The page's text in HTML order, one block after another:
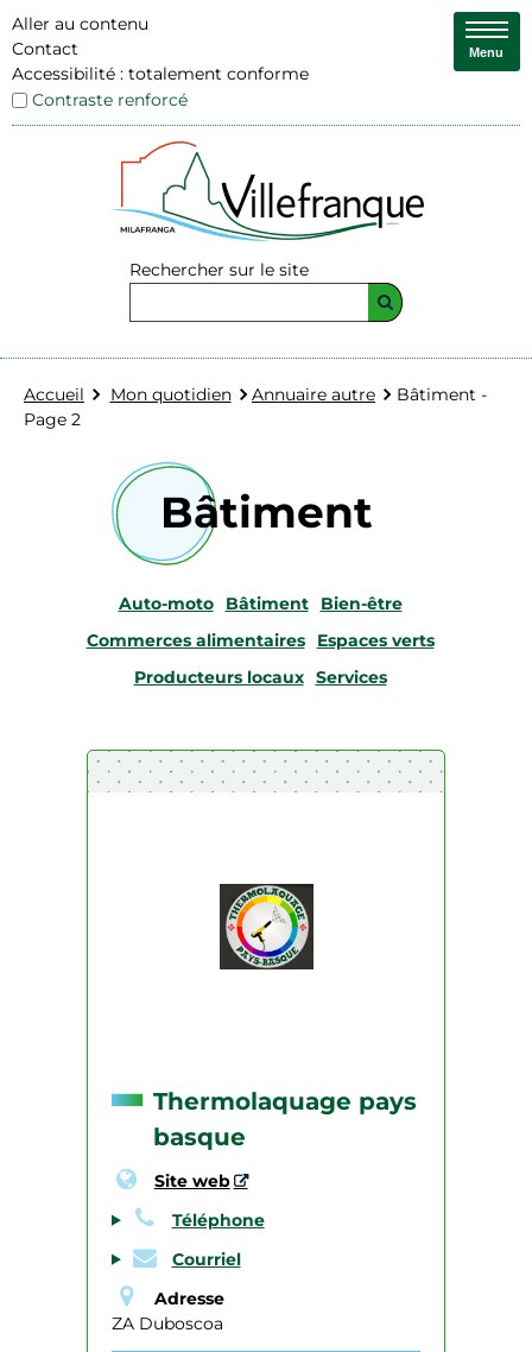
Aller au contenu
Contact
Accessibilité : totalement conforme
Contraste renforcé
Rechercher sur le site
Menu
Accueil Mon quotidien Annuaire autre
Bâtiment -
Page 2
Bâtiment
Auto-moto Bâtiment
Bien-être
Commerces alimentaires
Espaces verts
Producteurs locaux Services
Thermolaquage pays
basque
Site web
Téléphone
Courriel
Adresse
ZA Duboscoa